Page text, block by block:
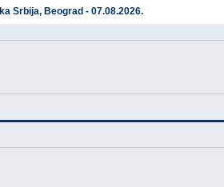
Srbija, Beograd - 07.08.2026.